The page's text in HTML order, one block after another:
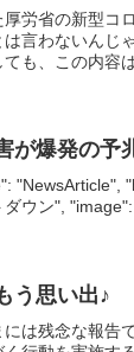
労省の新型コ
言わないんじ
も、この内容
が爆発の予
"NewsArticle",
ウン",
う思い出♪
は残念な報告